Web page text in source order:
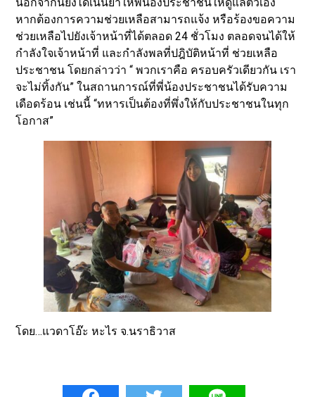
นอกจากนี้ยังได้เน้นย้ำให้พี่น้องประชาชนให้ดูแลตัวเอง
หากต้องการความช่วยเหลือสามารถแจ้ง หรือร้องขอความ
ช่วยเหลือไปยังเจ้าหน้าที่ได้ตลอด 24 ชั่วโมง ตลอดจนได้ให้
กำลังใจเจ้าหน้าที่ และกำลังพลที่ปฎิบัติหน้าที่ ช่วยเหลือ
ประชาชน โดยกล่าวว่า “ พวกเราคือ ครอบครัวเดียวกัน เรา
จะไม่ทิ้งกัน” ในสถานการณ์ที่พี่น้องประชาชนได้รับความ
เดือดร้อน เช่นนี้ “ทหารเป็นต้องที่พึ่งให้กับประชาชนในทุก
โอกาส”
โดย…แวดาโอ๊ะ หะไร จ.นราธิวาส